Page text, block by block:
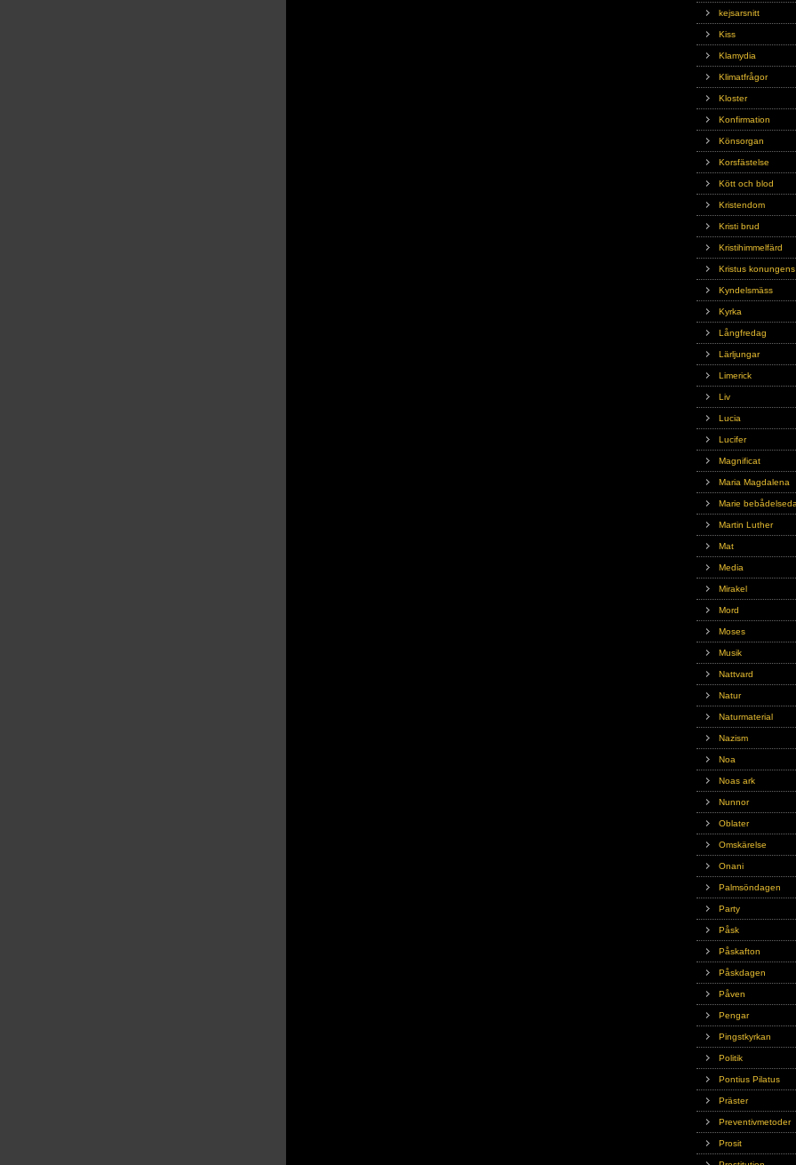
kejsarsnitt
Kiss
Klamydia
Klimatfrågor
Kloster
Konfirmation
Könsorgan
Korsfästelse
Kött och blod
Kristendom
Kristi brud
Kristihimmelfärd
Kristus
Kyndelsmäss
Kyrka
Långfredag
Lärljungar
Limerick
Liv
Lucia
Lucifer
Magnificat
Maria Magdalena
Marie
Martin Luther
Mat
Media
Mirakel
Mord
Moses
Musik
Nattvard
Natur
Naturmaterial
Nazism
Noa
Noas ark
Nunnor
Oblater
Omskärelse
Onani
Palmsöndagen
Party
Påsk
Påskafton
Påskdagen
Påven
Pengar
Pingstkyrkan
Politik
Pontius Pilatus
Präster
Preventivmetoder
Prosit